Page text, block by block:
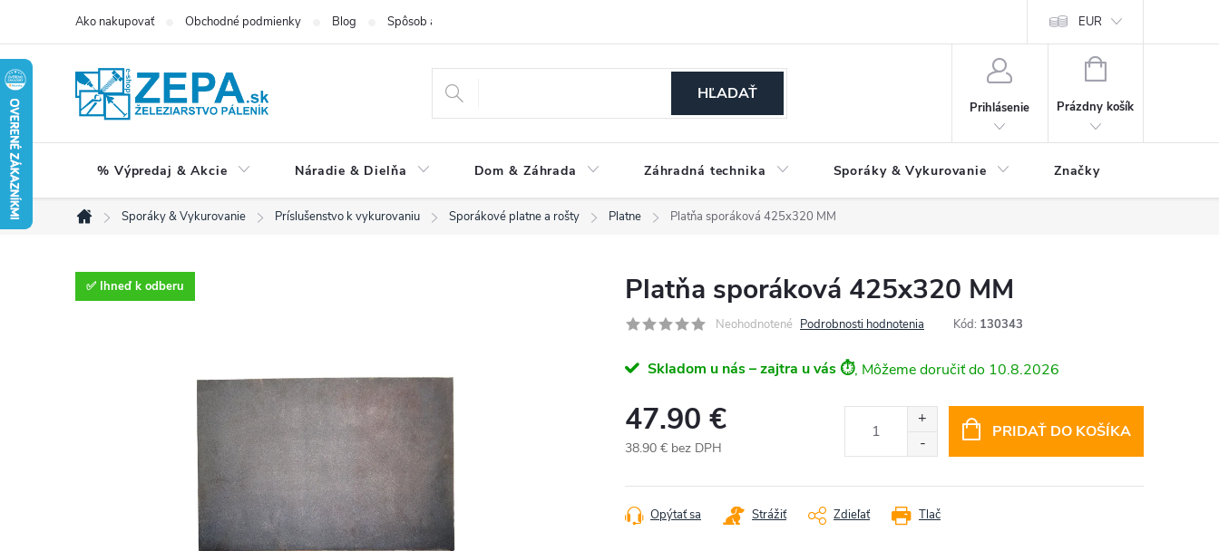
obsah
Ako nakupovať Obchodné podmienky Blog Spôsob a cena dopravy Reklamačný formulár
EUR
HĽADAŤ
Prihlásenie
NÁKUPNÝ
Prázdny košík
% Výpredaj & Akcie Náradie & Dielňa Dom & Záhrada Záhradná technika Sporáky & Vykurovanie Značky
Domov
Sporáky & Vykurovanie Príslušenstvo k vykurovaniu Sporákové platne a rošty Platne Platňa sporáková 425x320 MM
✅ Ihneď k odberu Platňa sporáková 425x320 MM
Neohodnotené Podrobnosti hodnotenia Kód: 130343
Skladom u nás – zajtra u vás ⏱️ 10.8.2026
47.90 €
38.90 € bez DPH
cena:
PRIDAŤ DO KOŠÍKA
Tlač
Opýtať sa Strážiť Zdieľať